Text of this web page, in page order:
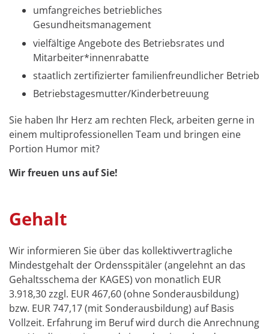
umfangreiches betriebliches
Gesundheitsmanagement
vielfältige Angebote des Betriebsrates und
Mitarbeiter*innenrabatte
staatlich zertifizierter familienfreundlicher Betrieb
Betriebstagesmutter/Kinderbetreuung
Sie haben Ihr Herz am rechten Fleck, arbeiten gerne in
einem multiprofessionellen Team und bringen eine
Portion Humor mit?
Wir freuen uns auf Sie!
Gehalt
Wir informieren Sie über das kollektivvertragliche
Mindestgehalt der Ordensspitäler (angelehnt an das
Gehaltsschema der KAGES) von monatlich EUR
3.918,30 zzgl. EUR 467,60 (ohne Sonderausbildung)
bzw. EUR 747,17 (mit Sonderausbildung) auf Basis
Vollzeit. Erfahrung im Beruf wird durch die Anrechnung